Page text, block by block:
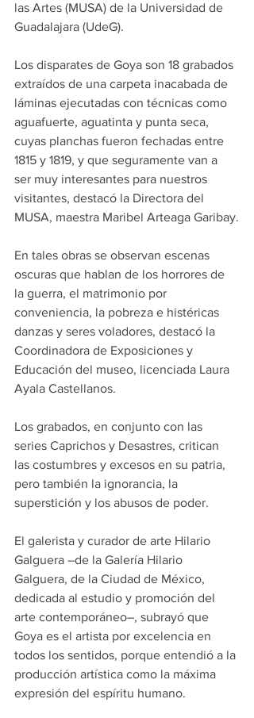
las Artes (MUSA) de la Universidad de
Guadalajara (UdeG).
Los disparates de Goya son 18 grabados
extraídos de una carpeta inacabada de
láminas ejecutadas con técnicas como
aguafuerte, aguatinta y punta seca,
cuyas planchas fueron fechadas entre
1815 y 1819, y que seguramente van a
ser muy interesantes para nuestros
visitantes, destacó la Directora del
MUSA, maestra Maribel Arteaga Garibay.
En tales obras se observan escenas
oscuras que hablan de los horrores de
la guerra, el matrimonio por
conveniencia, la pobreza e histéricas
danzas y seres voladores, destacó la
Coordinadora de Exposiciones y
Educación del museo, licenciada Laura
Ayala Castellanos.
Los grabados, en conjunto con las
series Caprichos y Desastres, critican
las costumbres y excesos en su patria,
pero también la ignorancia, la
superstición y los abusos de poder.
El galerista y curador de arte Hilario
Galguera –de la Galería Hilario
Galguera, de la Ciudad de México,
dedicada al estudio y promoción del
arte contemporáneo–, subrayó que
Goya es el artista por excelencia en
todos los sentidos, porque entendió a la
producción artística como la máxima
expresión del espíritu humano.